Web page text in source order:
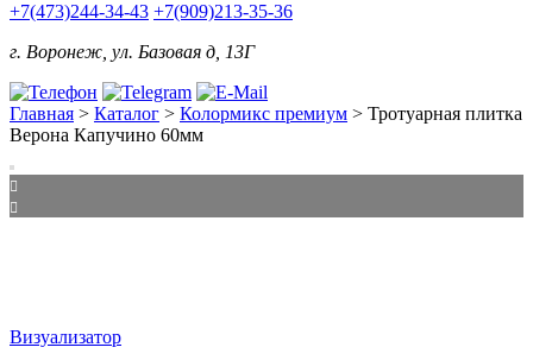
+7(473)244-34-43 +7(909)213-35-36
г. Воронеж, ул. Базовая д, 13Г
Главная > Каталог > Колормикс премиум > Тротуарная плитка
Верона Капучино 60мм
Визуализатор